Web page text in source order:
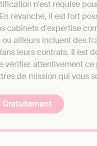
n'est requise
revanche, il est fort
cabinets d'expertise
ou ailleurs incluent des
leurs contrats. Il est
vérifier attentivement ce
de mission qui vous
Gratuitement